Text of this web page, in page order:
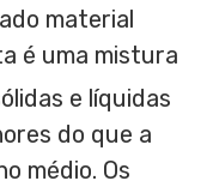
material
é uma mistura
e líquidas
do que a
médio. Os